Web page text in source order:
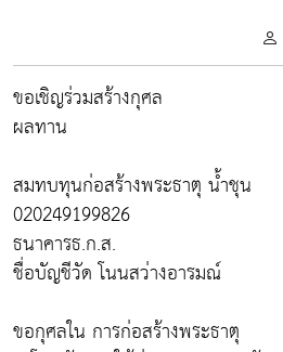
ขอเชิญร่วมสร้างกุศล
ผลทาน
สมทบทุนก่อสร้างพระธาตุ น้ำชุน
020249199826
ธนาคารธ.ก.ส.
ชื่อบัญชีวัด โนนสว่างอารมณ์
ขอกุศลใน การก่อสร้างพระธาตุ